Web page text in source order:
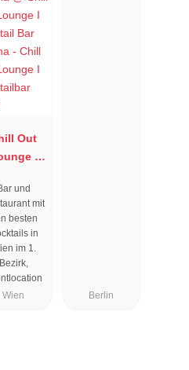
Out
I
Wien
und
mit
besten
in
im 1.
Bezirk,
Wien
Berlin